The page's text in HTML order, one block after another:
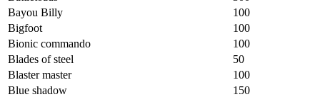
Bayou Billy
100
Bigfoot
100
Bionic commando
100
Blades of steel
50
Blaster master
100
Blue shadow
150